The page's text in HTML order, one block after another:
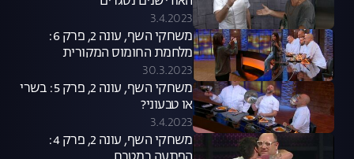
3.4.2023
משחקי השף, עונה 2, פרק 6:
מלחמת החומוס המקורית
30.3.2023
משחקי השף, עונה 2, פרק 5: בשרי
או טבעוני?
3.4.2023
משחקי השף, עונה 2, פרק 4: